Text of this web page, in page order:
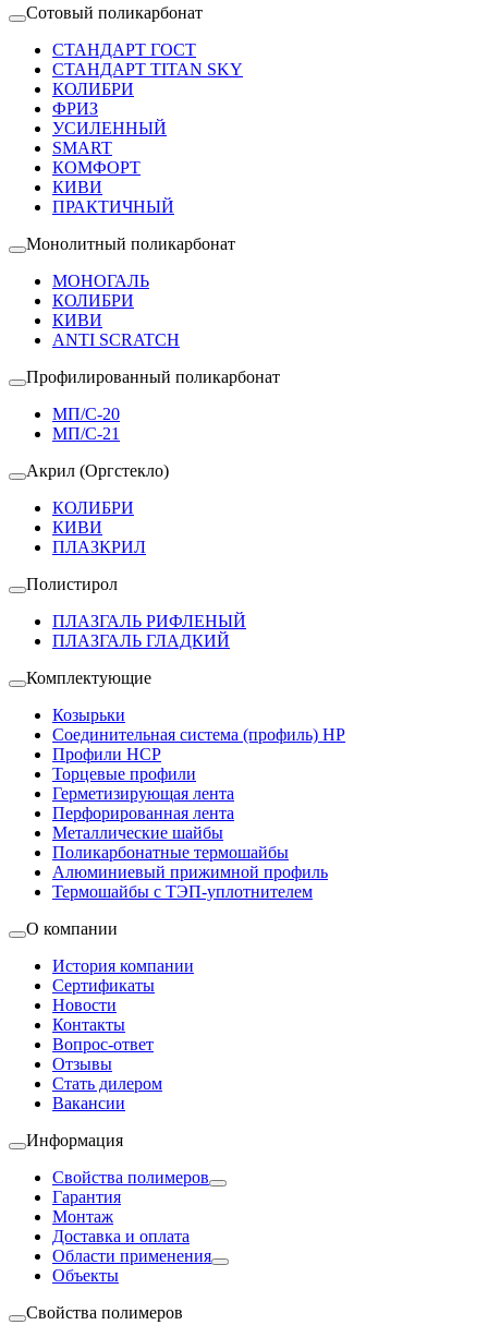
Сотовый поликарбонат
СТАНДАРТ ГОСТ
СТАНДАРТ TITAN SKY
КОЛИБРИ
ФРИЗ
УСИЛЕННЫЙ
SMART
КОМФОРТ
КИВИ
ПРАКТИЧНЫЙ
Монолитный поликарбонат
МОНОГАЛЬ
КОЛИБРИ
КИВИ
ANTI SCRATCH
Профилированный поликарбонат
МП/С-20
МП/С-21
Акрил (Оргстекло)
КОЛИБРИ
КИВИ
ПЛАЗКРИЛ
Полистирол
ПЛАЗГАЛЬ РИФЛЕНЫЙ
ПЛАЗГАЛЬ ГЛАДКИЙ
Комплектующие
Козырьки
Соединительная система (профиль) HP
Профили HCP
Торцевые профили
Герметизирующая лента
Перфорированная лента
Металлические шайбы
Поликарбонатные термошайбы
Алюминиевый прижимной профиль
Термошайбы с ТЭП-уплотнителем
О компании
История компании
Сертификаты
Новости
Контакты
Вопрос-ответ
Отзывы
Стать дилером
Вакансии
Информация
Свойства полимеров
Гарантия
Монтаж
Доставка и оплата
Области применения
Объекты
Свойства полимеров